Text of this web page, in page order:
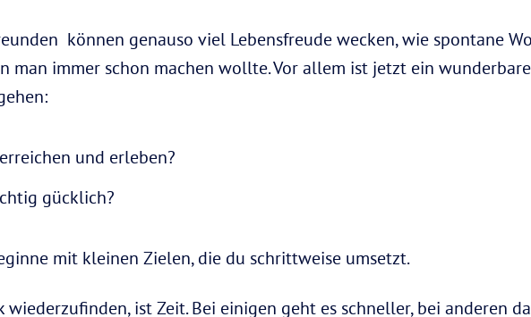
können genauso viel Lebensfreude wecken, wie spontane
man immer schon machen wollte. Vor allem ist jetzt ein
und erleben?
gücklich?
mit kleinen Zielen, die du schrittweise umsetzt.
wiederzufinden, ist Zeit. Bei einigen geht es schneller, bei anderen